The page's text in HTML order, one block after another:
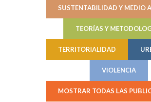
SUSTENTABILIDAD Y MEDIO
TEORÍAS Y
TERRITORIALIDAD
VIOLENCIA
MOSTRAR TODAS LAS